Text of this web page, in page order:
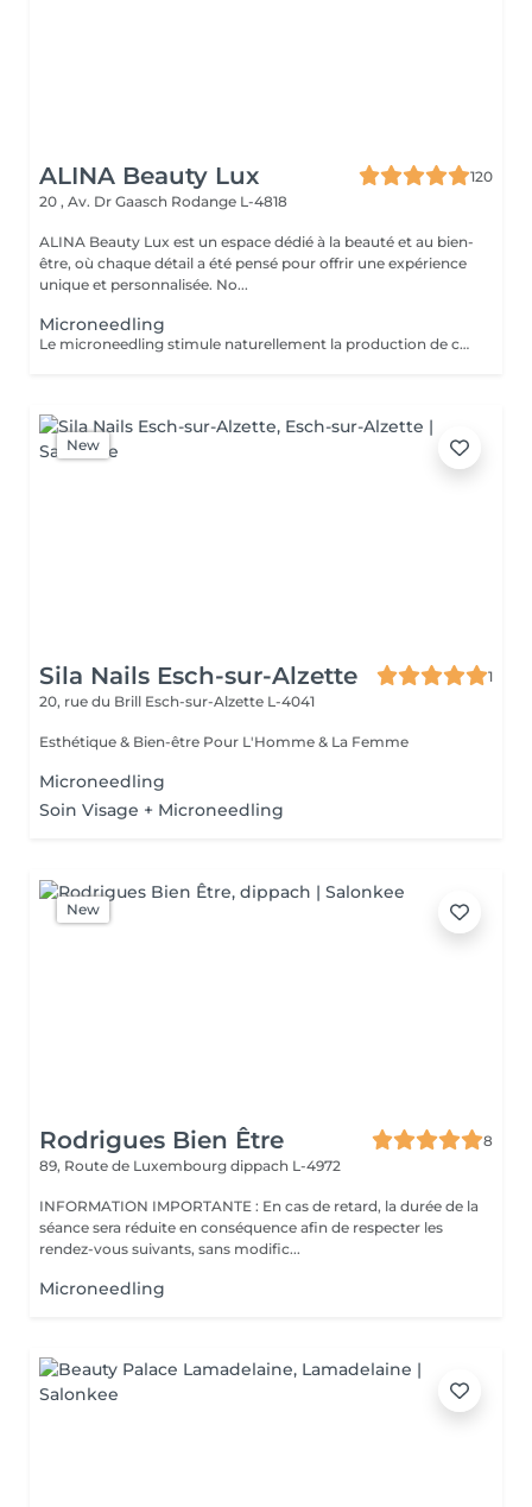
ALINA Beauty Lux
120
20 , Av. Dr Gaasch Rodange L-4818
ALINA Beauty Lux est un espace dédié à la beauté et au bien-
être, où chaque détail a été pensé pour offrir une expérience
unique et personnalisée. No...
Microneedling
Le microneedling stimule naturellement la production de collagène et d'élastine grâce à de micro-perforations contrôlées de la peau. Ce traitement améliore progressivement la qualité de la peau, sa fermeté et son éclat. Idéal pour : Rides et ridules Cicatrices d'acné Pores dilatés Grain de peau irrégulier Taches pigmentaires Relâchement cutané Vergetures Manque d'éclat Les actifs sont sélectionnés en fonction des besoins de votre peau. Une cure de 3 à 6 séances, espacées de 4 à 6 semaines, est généralement recommandée. À LIRE AVANT VOTRE SÉANCE Évitez toute exposition au soleil, aux UV et aux autobronzants pendant les 2 semaines avant et après le traitement. Informez-nous si vous prenez un traitement médical (Roaccutane®, anticoagulants ou autres traitements pouvant affecter la cicatrisation). Traitement contre-indiqué pendant la grossesse. Merci de nous informer en cas d'herpès actif, d'infection cutanée, de plaie, d'eczéma, de psoriasis ou de toute maladie de peau sur la zone à traiter. Ne pas utiliser de rétinol, d'acides exfoliants ou de peeling chimique 5 à 7 jours avant et après la séance. Venir avec une peau propre, sans maquillage. Appliquer une protection solaire SPF 50 après le traitement. En cas de doute, contactez-nous avant votre rendez-vous.
New
Sila Nails Esch-sur-Alzette
1
20, rue du Brill Esch-sur-Alzette L-4041
Esthétique & Bien-être Pour L'Homme & La Femme
Microneedling
Soin Visage + Microneedling
New
Rodrigues Bien Être
8
89, Route de Luxembourg dippach L-4972
INFORMATION IMPORTANTE : En cas de retard, la durée de la
séance sera réduite en conséquence afin de respecter les
rendez-vous suivants, sans modific...
Microneedling